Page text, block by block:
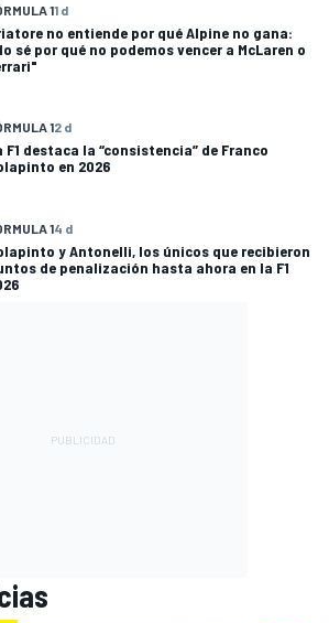
11 d
no entiende por qué Alpine no gana:
sé por qué no podemos vencer a McLaren o
12 d
F1 destaca la “consistencia” de Franco
en 2026
14 d
y Antonelli, los únicos que recibieron
de penalización hasta ahora en la F1